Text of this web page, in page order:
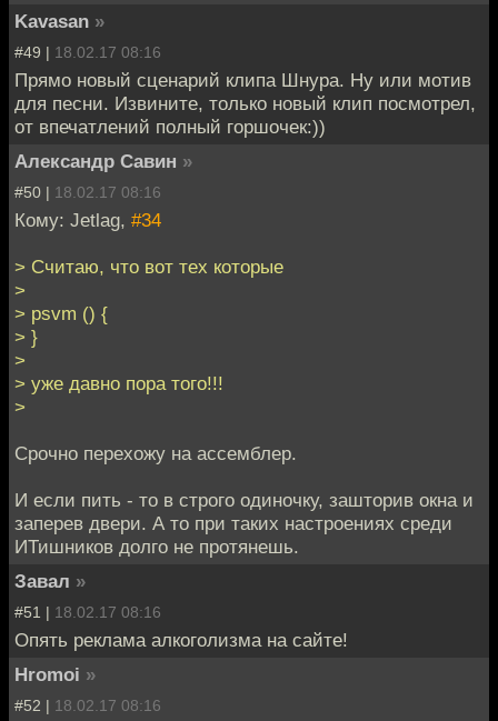
Kavasan »
#49 | 18.02.17 08:16
Прямо новый сценарий клипа Шнура. Ну или мотив
для песни. Извините, только новый клип посмотрел,
от впечатлений полный горшочек:))
Александр Савин »
#50 | 18.02.17 08:16
Кому: Jetlag, #34
> Считаю, что вот тех которые
>
> psvm () {
> }
>
> уже давно пора того!!!
>
Срочно перехожу на ассемблер.
И если пить - то в строго одиночку, зашторив окна и
заперев двери. А то при таких настроениях среди
ИТишников долго не протянешь.
Завал »
#51 | 18.02.17 08:16
Опять реклама алкоголизма на сайте!
Hromoi »
#52 | 18.02.17 08:16